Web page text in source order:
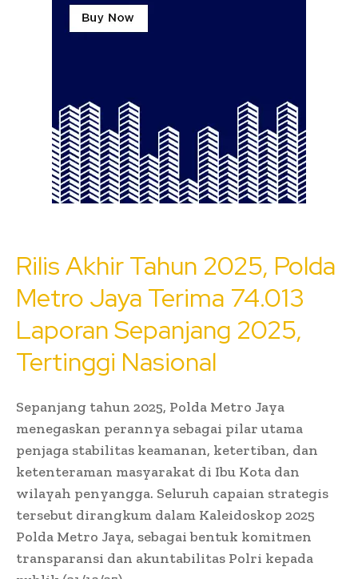
Rilis Akhir Tahun 2025, Polda
Metro Jaya Terima 74.013
Laporan Sepanjang 2025,
Tertinggi Nasional
Sepanjang tahun 2025, Polda Metro Jaya
menegaskan perannya sebagai pilar utama
penjaga stabilitas keamanan, ketertiban, dan
ketenteraman masyarakat di Ibu Kota dan
wilayah penyangga. Seluruh capaian strategis
tersebut dirangkum dalam Kaleidoskop 2025
Polda Metro Jaya, sebagai bentuk komitmen
transparansi dan akuntabilitas Polri kepada